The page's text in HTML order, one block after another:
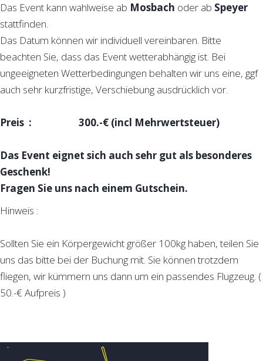
Das Event kann wahlweise ab Mosbach oder ab Speyer
stattfinden.
Das Datum können wir individuell vereinbaren. Bitte
beachten Sie, dass das Event wetterabhängig ist. Bei
ungeeigneten Wetterbedingungen behalten wir uns eine, ggf
auch sehr kurzfristige, Verschiebung ausdrücklich vor.
Preis : 300.-€ (incl Mehrwertsteuer)
Das Event eignet sich auch sehr gut als besonderes
Geschenk!
Fragen Sie uns nach einem Gutschein.
Hinweis :
Sollten Sie ein Körpergewicht größer 100kg haben, teilen Sie
uns das bitte bei der Buchung mit. Sie können trotzdem
fliegen, wir kümmern uns dann um ein passendes Flugzeug. (
50.-€ Aufpreis )